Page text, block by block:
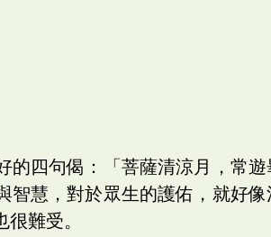
的四句偈：「菩薩清涼月，常
智慧，對於眾生的護佑，就好
難受。